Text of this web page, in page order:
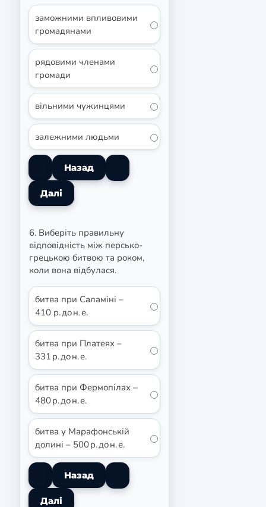
заможними впливовими
громадянами
рядовими членами
громади
вільними чужинцями
залежними людьми
6. Виберіть правильну
відповідність між персько-
грецькою битвою та роком,
коли вона відбулася.
битва при Саламіні –
410 р. до н. е.
битва при Платеях –
331 р. до н. е.
битва при Фермопілах –
480 р. до н. е.
битва у Марафонській
долині – 500 р. до н. е.